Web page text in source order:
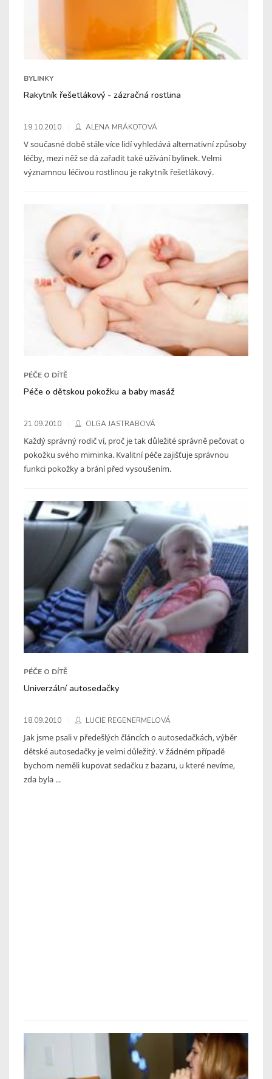
BYLINKY
Rakytník řešetlákový - zázračná rostlina
19.10.2010 ALENA MRÁKOTOVÁ
V současné době stále více lidí vyhledává alternativní způsoby
léčby, mezi něž se dá zařadit také užívání bylinek. Velmi
významnou léčivou rostlinou je rakytník řešetlákový.
PÉČE O DÍTĚ
Péče o dětskou pokožku a baby masáž
21.09.2010 OLGA JASTRABOVÁ
Každý správný rodič ví, proč je tak důležité správně pečovat o
pokožku svého miminka. Kvalitní péče zajišťuje správnou
funkci pokožky a brání před vysoušením.
PÉČE O DÍTĚ
Univerzální autosedačky
18.09.2010 LUCIE REGENERMELOVÁ
Jak jsme psali v předešlých článcích o autosedačkách, výběr
dětské autosedačky je velmi důležitý. V žádném případě
bychom neměli kupovat sedačku z bazaru, u které nevíme,
zda byla ...